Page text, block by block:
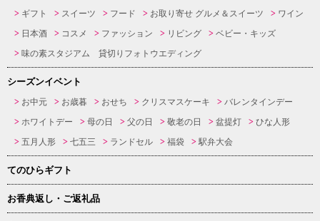
ギフト スイーツ フード お取り寄せ グルメ＆スイーツ
ワイン
日本酒
コスメ ファッション リビング
ベビー・キッズ
味の素スタジアム 貸切りフォトウエディング
シーズンイベント
お中元 お歳暮 おせち クリスマスケーキ
バレンタインデー
ホワイトデー
母の日 父の日 敬老の日 盆提灯
ひな人形
五月人形
七五三 ランドセル 福袋 駅弁大会
てのひらギフト
お香典返し・ご返礼品